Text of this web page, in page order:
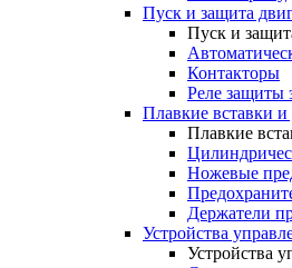
Пуск и защита
Пуск и
Контакторы
Реле защиты
Плавкие вставки и
Плавкие
Ножевые
Держатели
Устройства
Устройства